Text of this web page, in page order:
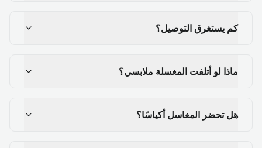
كم يستغرق التوصيل؟
ماذا لو أتلفت المغسلة ملابسي؟
هل تحضر المغاسل أكياسًا؟